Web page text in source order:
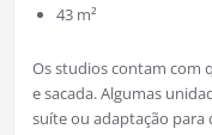
43 m²
Os studios contam com
e sacada. Algumas
suíte ou adaptação